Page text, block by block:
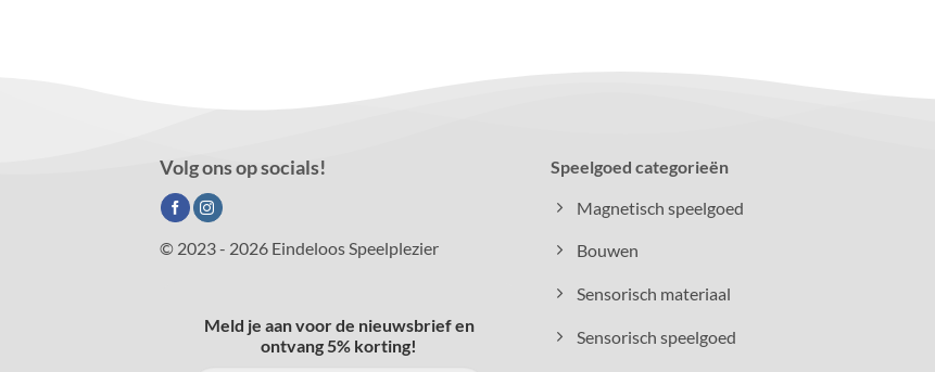
Volg ons op socials!
© 2023 - 2026 Eindeloos Speelplezier
Meld je aan voor de nieuwsbrief en
ontvang 5% korting!
Speelgoed categorieën
Magnetisch speelgoed
Bouwen
Sensorisch materiaal
Sensorisch speelgoed